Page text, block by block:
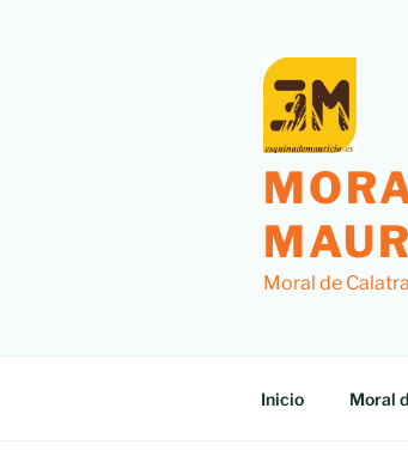
Moral de
Inicio Moral